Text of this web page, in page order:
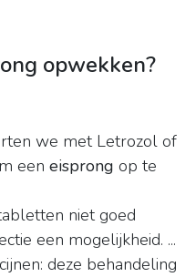
opwekken?
we met Letrozol of
een eisprong op te
niet goed
een mogelijkheid. ...
deze behandeling